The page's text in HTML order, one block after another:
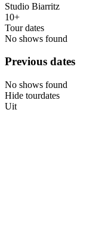
Studio Biarritz
10+
Tour dates
No shows found
Previous dates
No shows found
Hide tourdates
Uit